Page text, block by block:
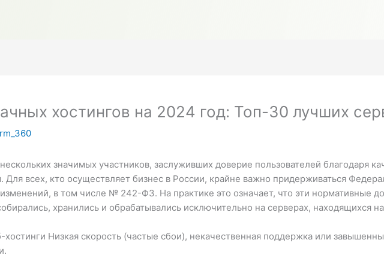
хостингов на 2024 год: Топ-30 лучших
значимых участников, заслуживших доверие пользователей благодаря
Для всех, кто осуществляет бизнес в России, крайне важно придерживаться
изменений, в том числе № 242-ФЗ. На практике это означает, что эти нормативные
хранились и обрабатывались исключительно на серверах, находящихся
Низкая скорость (частые сбои), некачественная поддержка или